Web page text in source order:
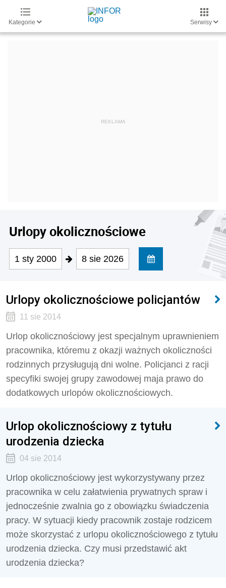
Kategorie Serwisy
Urlopy okolicznościowe
1 sty 2000 8 sie 2026
Urlopy okolicznościowe policjantów
11 sie 2014
Urlop okolicznościowy jest specjalnym uprawnieniem
pracownika, któremu z okazji ważnych okoliczności
rodzinnych przysługują dni wolne. Policjanci z racji
specyfiki swojej grupy zawodowej maja prawo do
dodatkowych urlopów okolicznościowych.
Urlop okolicznościowy z tytułu
urodzenia dziecka
04 sie 2014
Urlop okolicznościowy jest wykorzystywany przez
pracownika w celu załatwienia prywatnych spraw i
jednocześnie zwalnia go z obowiązku świadczenia
pracy. W sytuacji kiedy pracownik zostaje rodzicem
może skorzystać z urlopu okolicznościowego z tytułu
urodzenia dziecka. Czy musi przedstawić akt
urodzenia dziecka?